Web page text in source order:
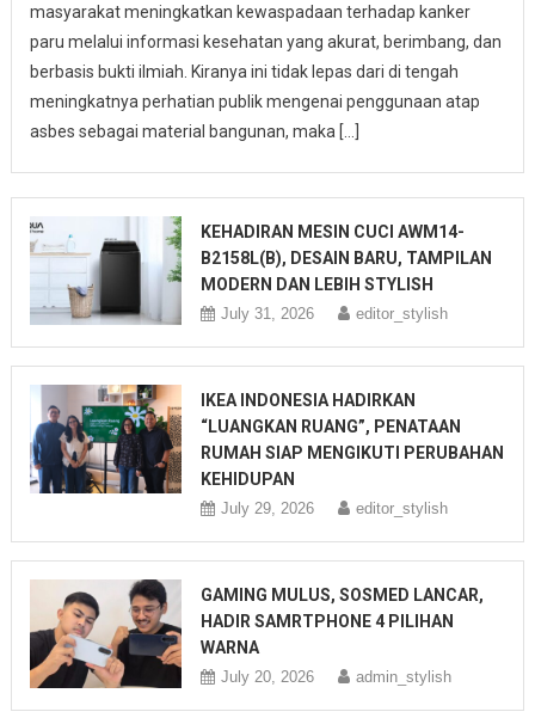
masyarakat meningkatkan kewaspadaan terhadap kanker
paru melalui informasi kesehatan yang akurat, berimbang, dan
berbasis bukti ilmiah. Kiranya ini tidak lepas dari di tengah
meningkatnya perhatian publik mengenai penggunaan atap
asbes sebagai material bangunan, maka […]
KEHADIRAN MESIN CUCI AWM14-
B2158L(B), DESAIN BARU, TAMPILAN
MODERN DAN LEBIH STYLISH
July 31, 2026 editor_stylish
IKEA INDONESIA HADIRKAN
“LUANGKAN RUANG”, PENATAAN
RUMAH SIAP MENGIKUTI PERUBAHAN
KEHIDUPAN
July 29, 2026 editor_stylish
GAMING MULUS, SOSMED LANCAR,
HADIR SAMRTPHONE 4 PILIHAN
WARNA
July 20, 2026 admin_stylish